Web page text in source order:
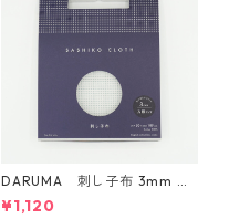
DARUMA 刺し子布 3mm 方
眼ガイドタイプ Col.1 白
¥1,120